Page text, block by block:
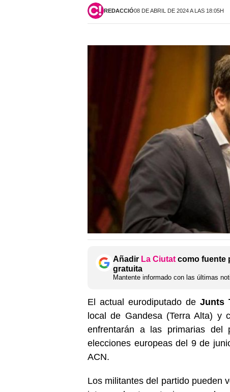
REDACCIÓ08 DE ABRIL DE 2024 A LAS 18:05H
Añadir La Ciutat como fuente
gratuita
Mantente informado con las últimas
El actual eurodiputado deJunts
local de Gandesa (Terra Alta) y
enfrentarán a las primarias del
elecciones europeas del 9 de
ACN.
Los militantes del partido pueden